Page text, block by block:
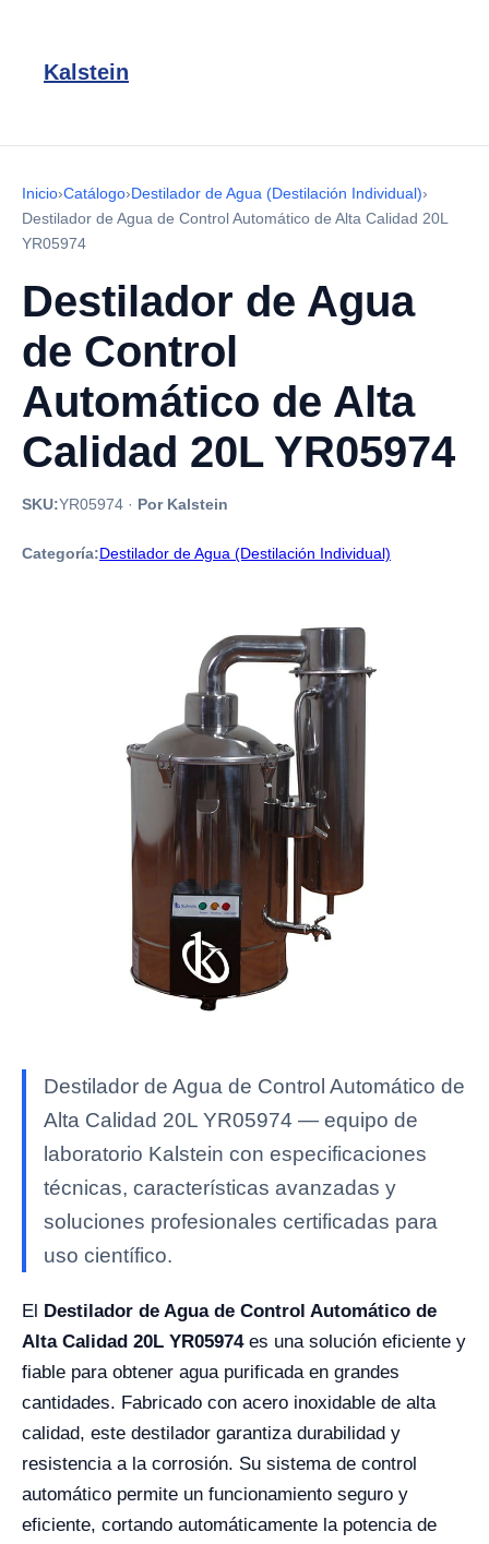
Kalstein
Inicio›Catálogo›Destilador de Agua (Destilación Individual)›
Destilador de Agua de Control Automático de Alta Calidad 20L
YR05974
Destilador de Agua
de Control
Automático de Alta
Calidad 20L YR05974
SKU:YR05974 · Por Kalstein
Categoría:Destilador de Agua (Destilación Individual)
Destilador de Agua de Control Automático de
Alta Calidad 20L YR05974 — equipo de
laboratorio Kalstein con especificaciones
técnicas, características avanzadas y
soluciones profesionales certificadas para
uso científico.
El Destilador de Agua de Control Automático de
Alta Calidad 20L YR05974es una solución eficiente y
fiable para obtener agua purificada en grandes
cantidades. Fabricado con acero inoxidable de alta
calidad, este destilador garantiza durabilidad y
resistencia a la corrosión. Su sistema de control
automático permite un funcionamiento seguro y
eficiente, cortando automáticamente la potencia de